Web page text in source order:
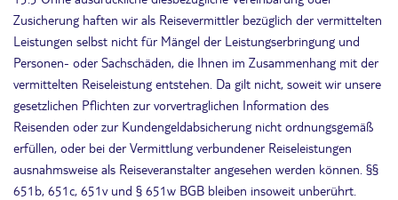
Zusicherung haften wir als Reisevermittler bezüglich der vermittelten
Leistungen selbst nicht für Mängel der Leistungserbringung und
Personen- oder Sachschäden, die Ihnen im Zusammenhang mit der
vermittelten Reiseleistung entstehen. Da gilt nicht, soweit wir unsere
gesetzlichen Pflichten zur vorvertraglichen Information des
Reisenden oder zur Kundengeldabsicherung nicht ordnungsgemäß
erfüllen, oder bei der Vermittlung verbundener Reiseleistungen
ausnahmsweise als Reiseveranstalter angesehen werden können. §§
651b, 651c, 651v und § 651w BGB bleiben insoweit unberührt.